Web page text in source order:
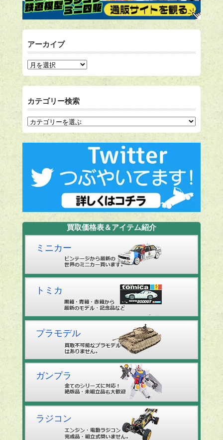
アーカイブ
カテゴリー検索
買取価格表＆アイテム紹介
ミニカー
トミカ
プラモデル
ガンプラ
ラジコン